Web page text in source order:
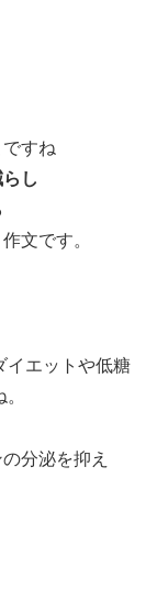
すね
し
文です。
イエットや低糖
分泌を抑え